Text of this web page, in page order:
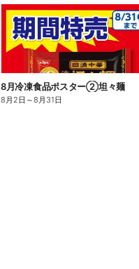
8月冷凍食品ポスター②坦々麺
8月2日 ～8月31日